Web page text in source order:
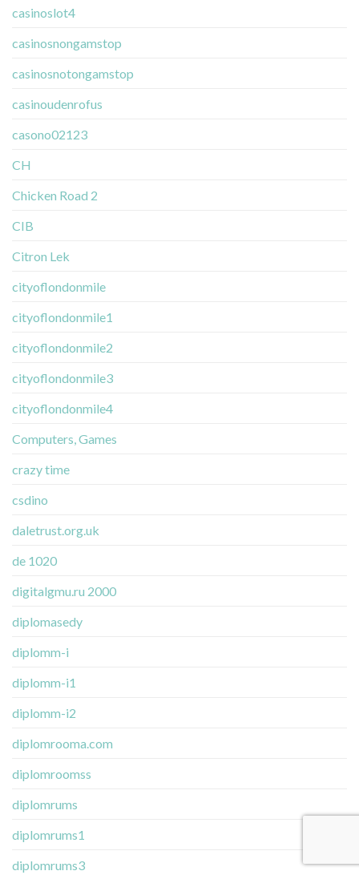
casinoslot4
casinosnongamstop
casinosnotongamstop
casinoudenrofus
casono02123
CH
Chicken Road 2
CIB
Citron Lek
cityoflondonmile
cityoflondonmile1
cityoflondonmile2
cityoflondonmile3
cityoflondonmile4
Computers, Games
crazy time
csdino
daletrust.org.uk
de 1020
digitalgmu.ru 2000
diplomasedy
diplomm-i
diplomm-i1
diplomm-i2
diplomrooma.com
diplomroomss
diplomrums
diplomrums1
diplomrums3